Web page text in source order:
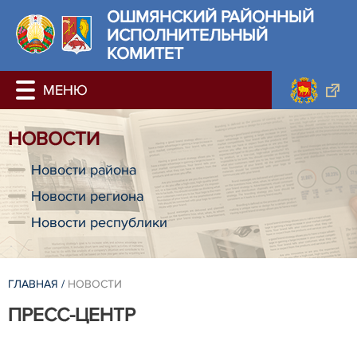
ОШМЯНСКИЙ РАЙОННЫЙ
ИСПОЛНИТЕЛЬНЫЙ
КОМИТЕТ
НОВОСТИ
Новости района
Новости региона
Новости республики
ГЛАВНАЯ / НОВОСТИ
ПРЕСС-ЦЕНТР